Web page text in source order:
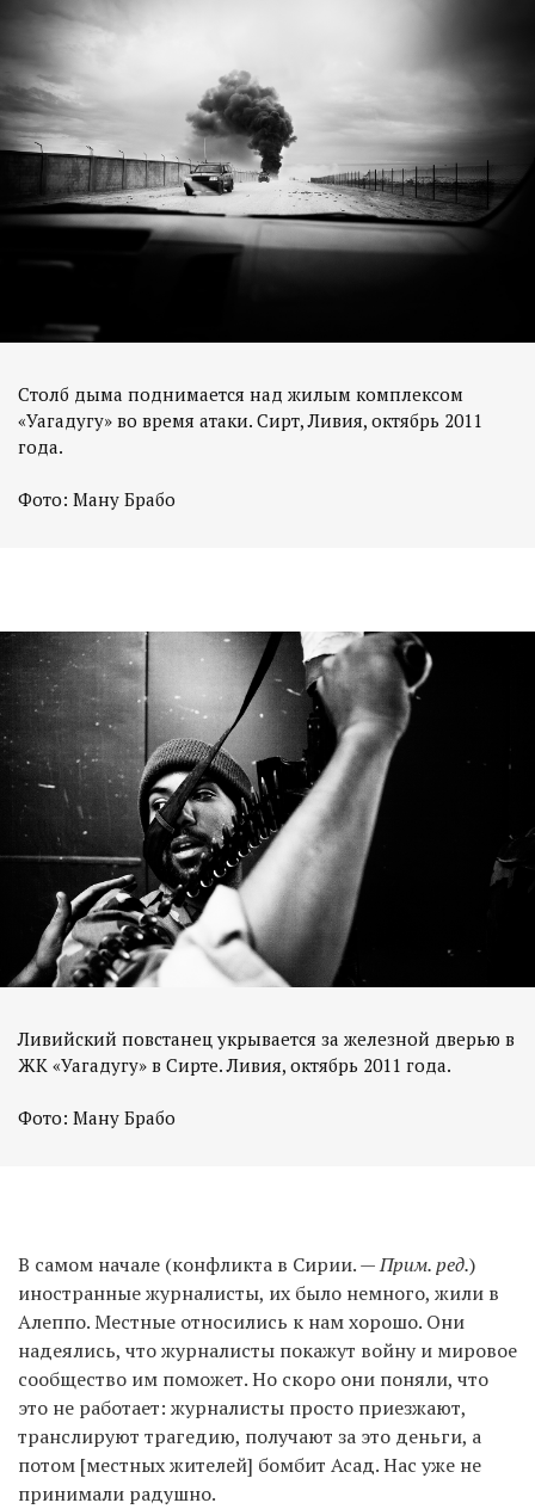
Столб дыма поднимается над жилым комплексом
«Уагадугу» во время атаки. Сирт, Ливия, октябрь 2011
года.
Фото: Ману Брабо
Ливийский повстанец укрывается за железной дверью в
ЖК «Уагадугу» в Сирте. Ливия, октябрь 2011 года.
Фото: Ману Брабо
В самом начале (конфликта в Сирии. —Прим. ред.)
иностранные журналисты, их было немного, жили в
Алеппо. Местные относились к нам хорошо. Они
надеялись, что журналисты покажут войну и мировое
сообщество им поможет. Но скоро они поняли, что
это не работает: журналисты просто приезжают,
транслируют трагедию, получают за это деньги, а
потом [местных жителей] бомбит Асад. Нас уже не
принимали радушно.